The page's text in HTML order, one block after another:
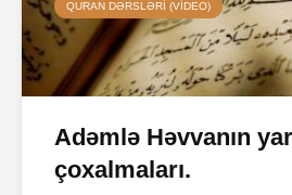
QURAN DƏRSLƏRI (VIDEO)
Adəmlə Həvvanın
çoxalmaları.